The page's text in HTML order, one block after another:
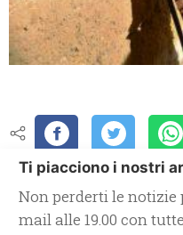
Ti piacciono i nostri
Non perderti le
mail alle 19.00 con